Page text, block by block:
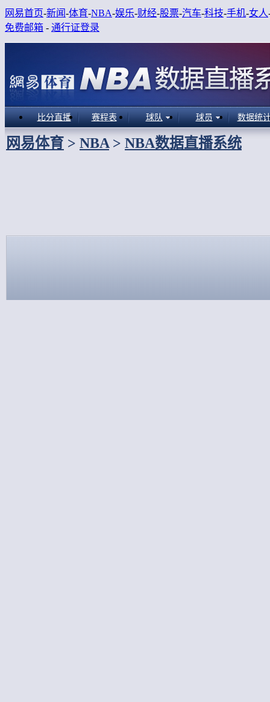
网易首页-新闻-体育-NBA-娱乐-财经-股票-汽车-科技-手机-女人
免费邮箱 - 通行证登录
比分直播 赛程表 球队 球员 数据统
网易体育 > NBA > NBA数据直播系统